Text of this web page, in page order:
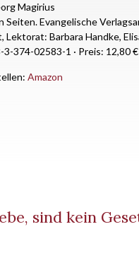
Magirius
Seiten.Evangelische
Lektorat: Barbara Handke,
3-374-02583-1 · Preis: 12,80 €
Amazon
sind kein